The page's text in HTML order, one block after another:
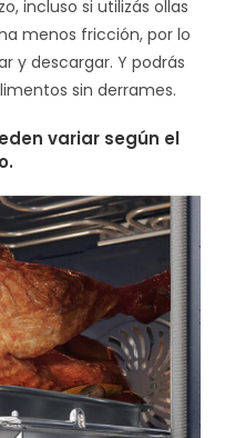
incluso si utilizás ollas
menos fricción, por lo
y descargar. Y podrás
sin derrames.
variar según el